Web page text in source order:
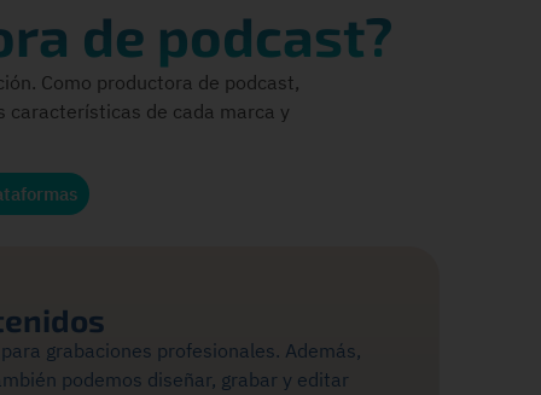
de podcast?
Como productora de podcast,
características de cada marca y
grabaciones profesionales. Además,
podemos diseñar, grabar y editar